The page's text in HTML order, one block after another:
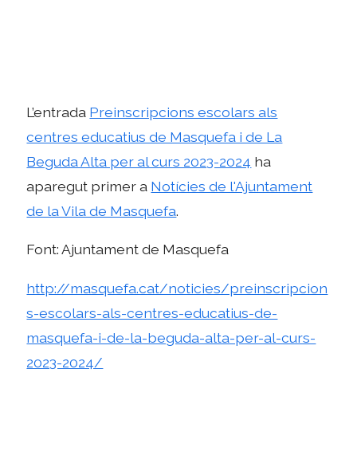
L’entrada Preinscripcions escolars als
centres educatius de Masquefa i de La
Beguda Alta per al curs 2023-2024 ha
aparegut primer a Notícies de l'Ajuntament
de la Vila de Masquefa.
Font: Ajuntament de Masquefa
http://masquefa.cat/noticies/preinscripcion
s-escolars-als-centres-educatius-de-
masquefa-i-de-la-beguda-alta-per-al-curs-
2023-2024/